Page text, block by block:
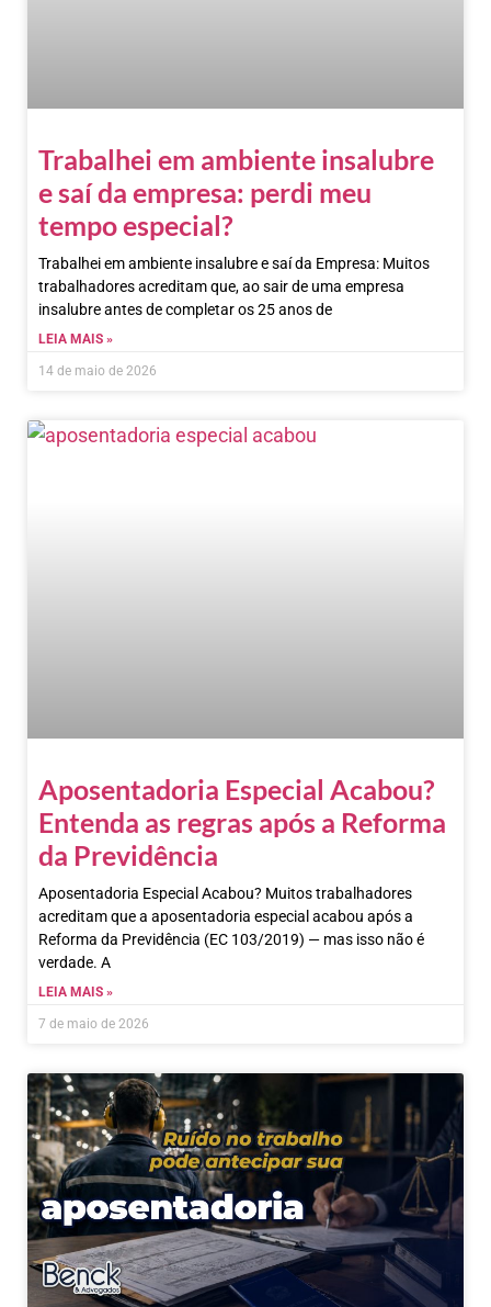
Trabalhei em ambiente insalubre
e saí da empresa: perdi meu
tempo especial?
Trabalhei em ambiente insalubre e saí da Empresa: Muitos
trabalhadores acreditam que, ao sair de uma empresa
insalubre antes de completar os 25 anos de
LEIA MAIS »
14 de maio de 2026
Aposentadoria Especial Acabou?
Entenda as regras após a Reforma
da Previdência
Aposentadoria Especial Acabou? Muitos trabalhadores
acreditam que a aposentadoria especial acabou após a
Reforma da Previdência (EC 103/2019) — mas isso não é
verdade. A
LEIA MAIS »
7 de maio de 2026